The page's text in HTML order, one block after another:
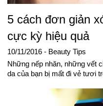
5 cách đơn giản
cực kỳ hiệu quả
10/11/2016 - Beauty Tips
Những nếp nhăn, những vết
da của bạn bị mất đi vẻ tươi